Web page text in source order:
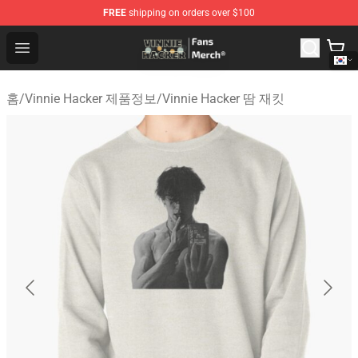
FREE shipping on orders over $100
Open menu
Vinnie Hacker Store - Official Vinnie Hacker Merchandise
홈/Vinnie Hacker 제품정보/Vinnie Hacker 땀 재킷